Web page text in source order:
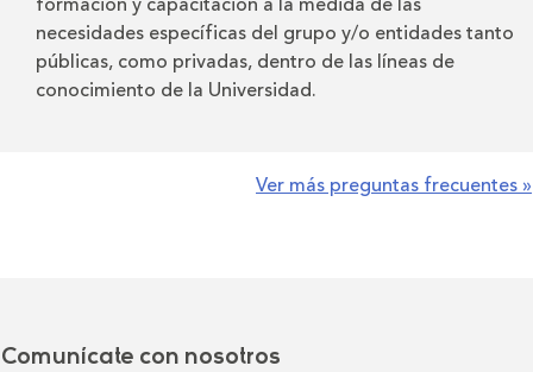
necesidades específicas del grupo y/o entidades tanto
públicas, como privadas, dentro de las líneas de
conocimiento de la Universidad.
Ver más preguntas frecuentes »
Comunícate con nosotros